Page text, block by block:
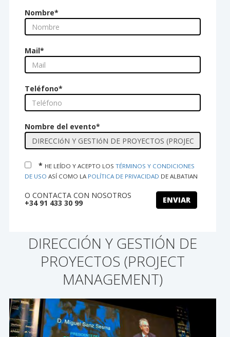
Nombre*
Mail*
Teléfono*
Nombre del evento*
* HE LEÍDO Y ACEPTO LOS TÉRMINOS Y CONDICIONES
DE USO ASÍ COMO LA POLÍTICA DE PRIVACIDAD DE ALBATIAN
O CONTACTA CON NOSOTROS
+34 91 433 30 99 ENVIAR
DIRECCIÓN Y GESTIÓN DE
PROYECTOS (PROJECT
MANAGEMENT)